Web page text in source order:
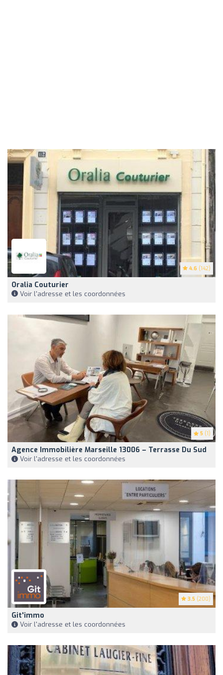
4.6 (142)
Oralia Couturier
Voir l'adresse et les coordonnées
5 (1)
Agence Immobilière Marseille 13006 – Terrasse Du Sud
Voir l'adresse et les coordonnées
3.5 (200)
Git'immo
Voir l'adresse et les coordonnées